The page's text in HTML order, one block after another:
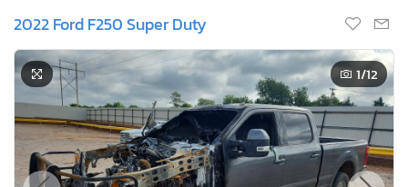
2022 Ford F250 Super Duty
1/12